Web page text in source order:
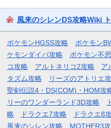
風来のシレンDS攻略Wiki
ポケモンHGSS攻略 ポケモン
ケモンダイパ攻略
ポケモン不
コ攻略
アルトネリコ2攻略 ア
タズム攻略
リーズのアトリエ
聖剣伝説4・DS(COM)・HOM攻
リーのワンダーランド3D攻略
略
ドラクエ7攻略 ドラクエ8
風来のシレン攻略
MOTHER3